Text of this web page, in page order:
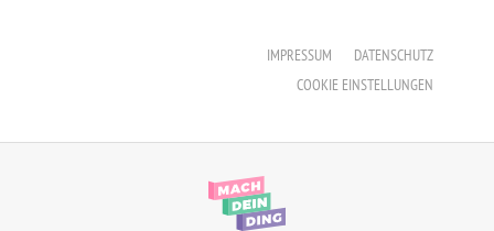
IMPRESSUM
DATENSCHUTZ
COOKIE EINSTELLUNGEN